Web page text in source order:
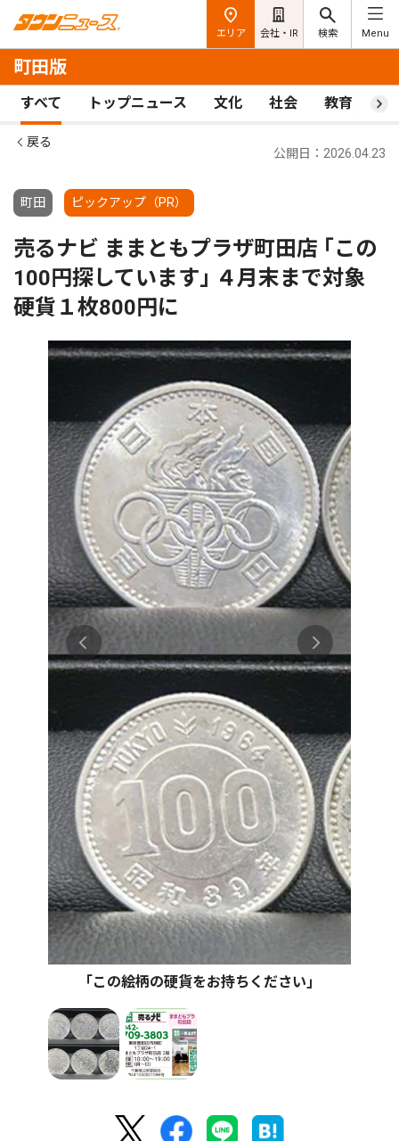
エリア 会社・IR 検索 Menu
町田版
すべて トップニュース 文化 社会 教育 ス
戻る
町田 ピックアップ（PR）
公開日：2026.04.23
売るナビ ままともプラザ町田店 ｢この
100円探しています｣ ４月末まで対象
硬貨１枚800円に
｢この絵柄の硬貨をお持ちください｣